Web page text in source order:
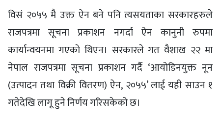
विसं २०५५ मै उक्त ऐन बने पनि त्यसयताका सरकारहरुले
राजपत्रमा सूचना प्रकाशन नगर्दा ऐन कानुनी रुपमा
कार्यान्वयनमा गएको थिएन। सरकारले गत वैशाख २२ मा
नेपाल राजपत्रमा सूचना प्रकाशन गर्दै ‘आयोडिनयुक्त नून
(उत्पादन तथा विक्री वितरण) ऐन, २०५५’ लाई यही साउन १
गतेदेखि लागू हुने निर्णय गरिसकेको छ।